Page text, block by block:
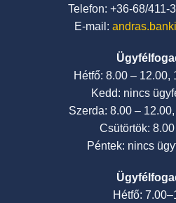
Telefon: +36-68/411-
E-mail:
Hétfő: 8.00 – 12.00,
Kedd: nincs
Szerda: 8.00 –
Csütörtök:
Péntek: nincs
Hétfő: